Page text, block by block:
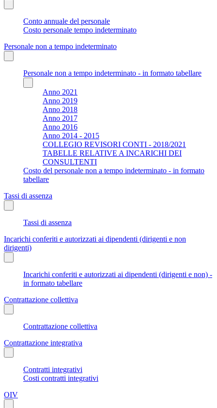
Conto annuale del personale
Costo personale tempo indeterminato
Personale non a tempo indeterminato
Personale non a tempo indeterminato - in formato tabellare
Anno 2021
Anno 2019
Anno 2018
Anno 2017
Anno 2016
Anno 2014 - 2015
COLLEGIO REVISORI CONTI - 2018/2021
TABELLE RELATIVE A INCARICHI DEI
CONSULTENTI
Costo del personale non a tempo indeterminato - in formato
tabellare
Tassi di assenza
Tassi di assenza
Incarichi conferiti e autorizzati ai dipendenti (dirigenti e non
dirigenti)
Incarichi conferiti e autorizzati ai dipendenti (dirigenti e non) -
in formato tabellare
Contrattazione collettiva
Contrattazione collettiva
Contrattazione integrativa
Contratti integrativi
Costi contratti integrativi
OIV